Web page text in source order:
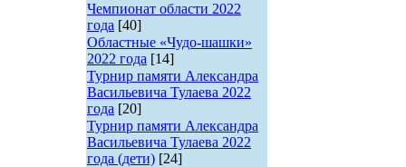
Чемпионат области 2022
года [40]
Областные «Чудо-шашки»
2022 года [14]
Турнир памяти Александра
Васильевича Тулаева 2022
года [20]
Турнир памяти Александра
Васильевича Тулаева 2022
года (дети) [24]